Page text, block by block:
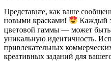
Представьте, как ваше
новыми красками!
Каждый
цветовой гаммы — может быть
уникальную идентичность.
привлекательных
креативных заданий для